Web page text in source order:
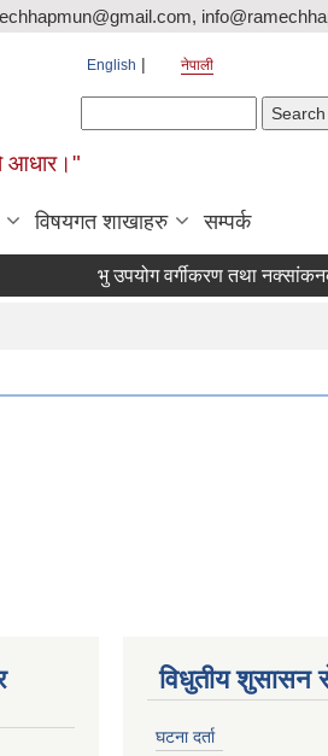
आधार।"
English नेपाली
विषयगत शाखाहरु सम्पर्क
भु उपयोग वर्गीकरण तथा नक्सांकनका
विधुतीय शुसासन
घटना दर्ता